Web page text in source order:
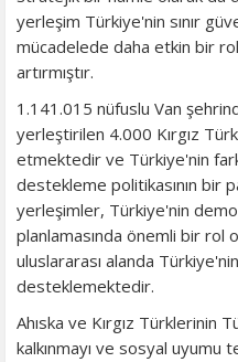
yerleşim Türkiye'nin sınır
mücadelede daha etkin bir
artırmıştır.
1.141.015 nüfuslu Van
yerleştirilen 4.000 Kırgız
etmektedir ve Türkiye'nin
destekleme politikasının bir
yerleşimler, Türkiye'nin
planlamasında önemli bir rol
uluslararası alanda
desteklemektedir.
Ahıska ve Kırgız Türklerinin
kalkınmayı ve sosyal uyumu